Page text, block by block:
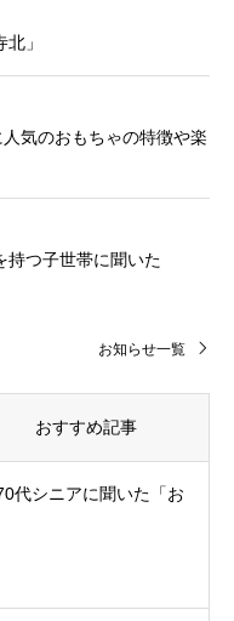
」
気のおもちゃの特徴や楽
持つ子世帯に聞いた
お知らせ一覧
おすすめ記事
代シニアに聞いた「お